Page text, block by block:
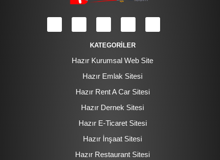
KATEGORİLER
Hazır Kurumsal Web Site
Hazır Emlak Sitesi
Hazır Rent A Car Sitesi
Hazır Dernek Sitesi
Hazır E-Ticaret Sitesi
Hazır İnşaat Sitesi
Hazır Restaurant Sitesi